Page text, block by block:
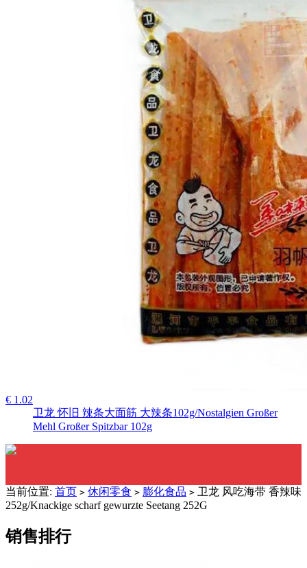
€ 1.02
卫龙 怀旧 辣条大面筋 大辣条102g/Nostalgien Großer
Mehl Großer Spitzbar 102g
当前位置: 首页 > 休闲零食 > 膨化食品 > 卫龙 风吃海带 香辣味
252g/Knackige scharf gewurzte Seetang 252G
销售排行